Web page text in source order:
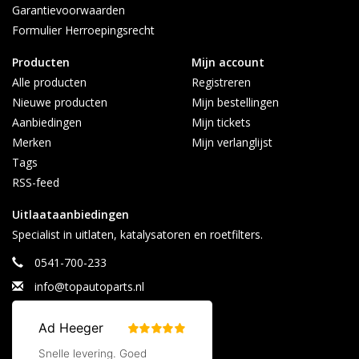
Garantievoorwaarden
Formulier Herroepingsrecht
Producten
Alle producten
Nieuwe producten
Aanbiedingen
Merken
Tags
RSS-feed
Mijn account
Registreren
Mijn bestellingen
Mijn tickets
Mijn verlanglijst
Uitlaataanbiedingen
Specialist in uitlaten, katalysatoren en roetfilters.
0541-700-233
info@topautoparts.nl